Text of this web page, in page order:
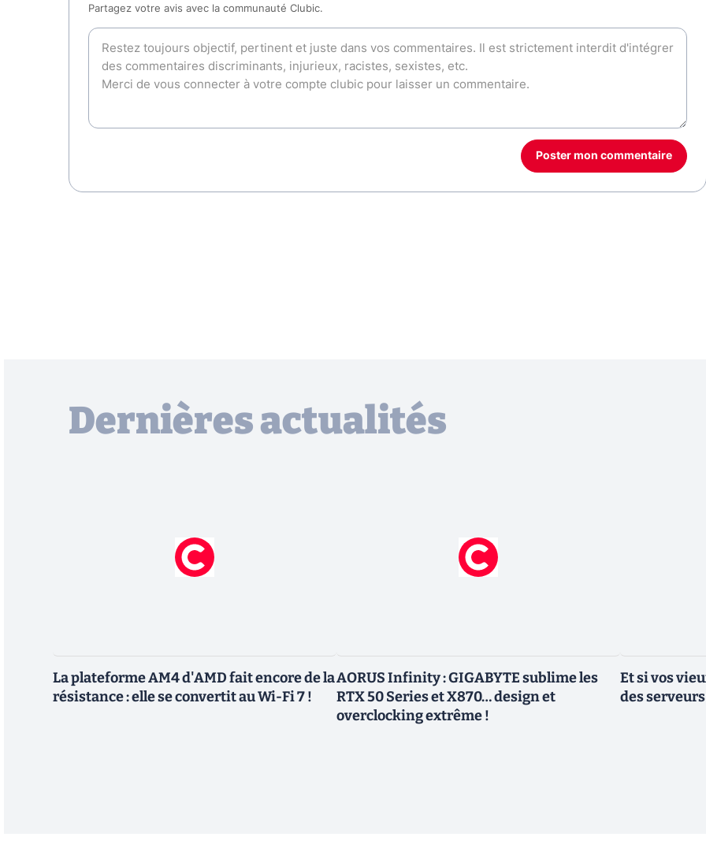
Partagez votre avis avec la communauté Clubic.
Poster mon commentaire
Dernières actualités
La plateforme AM4 d'AMD fait encore de la
résistance : elle se convertit au Wi-Fi 7 !
AORUS Infinity : GIGABYTE sublime les
RTX 50 Series et X870… design et
overclocking extrême !
Et si vos
des